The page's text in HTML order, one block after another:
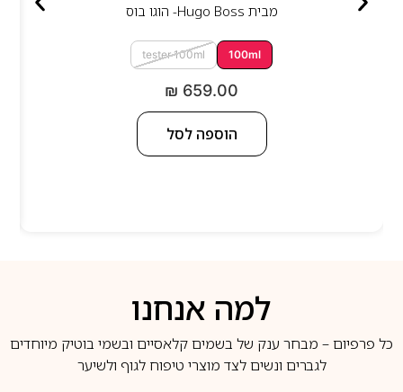
מבית Hugo Boss- הוגו בוס
100ml
tester 100ml
₪ 659.00
הוספה לסל
למה אנחנו
כל פרפיום – מבחר ענק של בשמים קלאסיים ובשמי בוטיק מיוחדים
לגברים ונשים לצד מוצרי טיפוח לגוף ולשיער